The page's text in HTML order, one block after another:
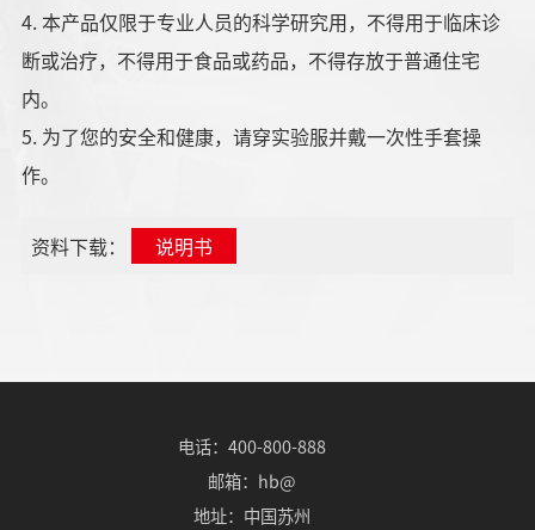
4. 本产品仅限于专业人员的科学研究用，不得用于临床诊
断或治疗，不得用于食品或药品，不得存放于普通住宅
内。
5. 为了您的安全和健康，请穿实验服并戴一次性手套操
作。
资料下载： 说明书
电话：400-800-888
邮箱：hb@
地址：中国苏州